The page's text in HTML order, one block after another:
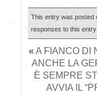
This entry was posted
responses to this
« A FIANCO DI
ANCHE LA
È SEMPRE
AVVIA IL